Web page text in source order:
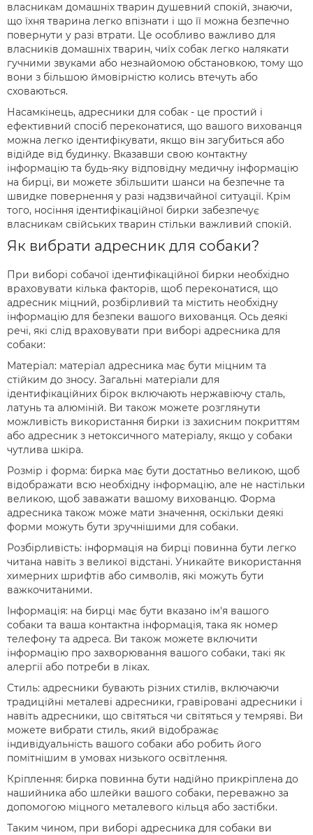
власникам домашніх тварин душевний спокій, знаючи,
що їхня тварина легко впізнати і що її можна безпечно
повернути у разі втрати. Це особливо важливо для
власників домашніх тварин, чиїх собак легко налякати
гучними звуками або незнайомою обстановкою, тому що
вони з більшою ймовірністю колись втечуть або
сховаються.
Насамкінець, адресники для собак - це простий і
ефективний спосіб переконатися, що вашого вихованця
можна легко ідентифікувати, якщо він загубиться або
відійде від будинку. Вказавши свою контактну
інформацію та будь-яку відповідну медичну інформацію
на бирці, ви можете збільшити шанси на безпечне та
швидке повернення у разі надзвичайної ситуації. Крім
того, носіння ідентифікаційної бирки забезпечує
власникам свійських тварин стільки важливий спокій.
Як вибрати адресник для собаки?
При виборі собачої ідентифікаційної бирки необхідно
враховувати кілька факторів, щоб переконатися, що
адресник міцний, розбірливий та містить необхідну
інформацію для безпеки вашого вихованця. Ось деякі
речі, які слід враховувати при виборі адресника для
собаки:
Матеріал: матеріал адресника має бути міцним та
стійким до зносу. Загальні матеріали для
ідентифікаційних бірок включають нержавіючу сталь,
латунь та алюміній. Ви також можете розглянути
можливість використання бирки із захисним покриттям
або адресник з нетоксичного матеріалу, якщо у собаки
чутлива шкіра.
Розмір і форма: бирка має бути достатньо великою, щоб
відображати всю необхідну інформацію, але не настільки
великою, щоб заважати вашому вихованцю. Форма
адресника також може мати значення, оскільки деякі
форми можуть бути зручнішими для собаки.
Розбірливість: інформація на бирці повинна бути легко
читана навіть з великої відстані. Уникайте використання
химерних шрифтів або символів, які можуть бути
важкочитаними.
Інформація: на бирці має бути вказано ім'я вашого
собаки та ваша контактна інформація, така як номер
телефону та адреса. Ви також можете включити
інформацію про захворювання вашого собаки, такі як
алергії або потреби в ліках.
Стиль: адресники бувають різних стилів, включаючи
традиційні металеві адресники, гравіровані адресники і
навіть адресники, що світяться чи світяться у темряві. Ви
можете вибрати стиль, який відображає
індивідуальність вашого собаки або робить його
помітнішим в умовах низького освітлення.
Кріплення: бирка повинна бути надійно прикріплена до
нашийника або шлейки вашого собаки, переважно за
допомогою міцного металевого кільця або застібки.
Таким чином, при виборі адресника для собаки ви